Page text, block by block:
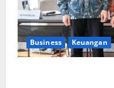
Business Keuangan